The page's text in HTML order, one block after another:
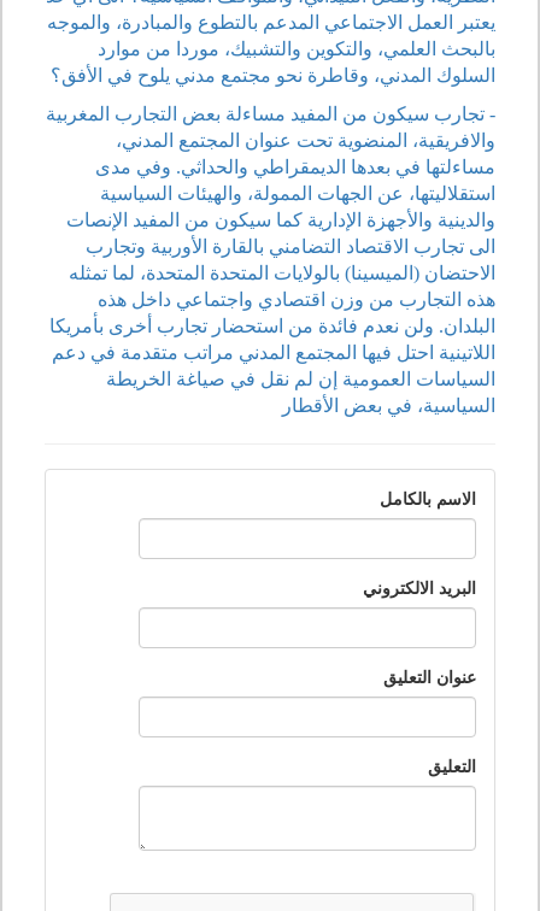
يعتبر العمل الاجتماعي المدعم بالتطوع والمبادرة، والموجه
بالبحث العلمي، والتكوين والتشبيك، موردا من موارد
السلوك المدني، وقاطرة نحو مجتمع مدني يلوح في الأفق؟
- تجارب سيكون من المفيد مساءلة بعض التجارب المغربية
والافريقية، المنضوية تحت عنوان المجتمع المدني،
مساءلتها في بعدها الديمقراطي والحداثي. وفي مدى
استقلاليتها، عن الجهات الممولة، والهيئات السياسية
والدينية والأجهزة الإدارية كما سيكون من المفيد الإنصات
الى تجارب الاقتصاد التضامني بالقارة الأوربية وتجارب
الاحتضان (الميسينا) بالولايات المتحدة المتحدة، لما تمثله
هذه التجارب من وزن اقتصادي واجتماعي داخل هذه
البلدان. ولن نعدم فائدة من استحضار تجارب أخرى بأمريكا
اللاتينية احتل فيها المجتمع المدني مراتب متقدمة في دعم
السياسات العمومية إن لم نقل في صياغة الخريطة
السياسية، في بعض الأقطار
الاسم بالكامل
البريد الالكتروني
عنوان التعليق
التعليق